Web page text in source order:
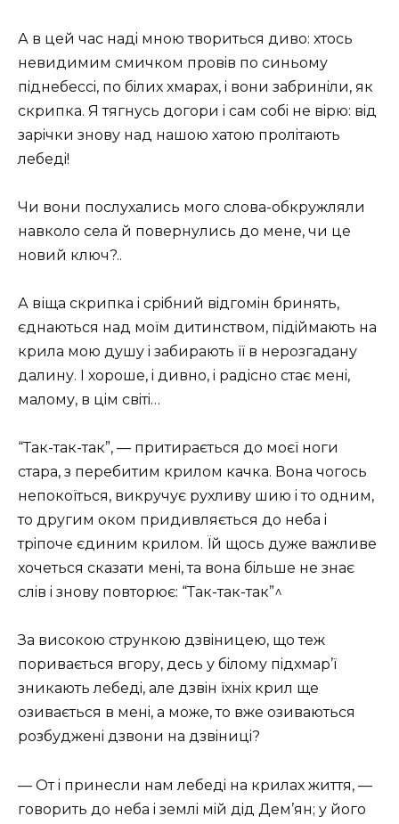
А в цей час надi мною твориться диво: хтось
невидимим смичком провiв по синьому
пiднебессi, по бiлих хмарах, i вони забринiли, як
скрипка. Я тягнусь догори i сам собi не вiрю: вiд
зарiчки знову над нашою хатою пролiтають
лебедi!
Чи вони послухались мого слова-обкружляли
навколо села й повернулись до мене, чи це
новий ключ?..
А віща скрипка i срiбний вiдгомiн бринять,
єднаються над моїм дитинством, пiдiймають на
крила мою душу i забирають її в нерозгадану
далину. I хороше, i дивно, i радiсно стає менi,
малому, в цiм свiтi…
“Так-так-так”, — притирається до моєї ноги
стара, з перебитим крилом качка. Вона чогось
непокоїться, викручує рухливу шию i то одним,
то другим оком придивляється до неба i
трiпоче єдиним крилом. Їй щось дуже важливе
хочеться сказати менi, та вона бiльше не знає
слiв i знову повторює: “Так-так-так”^
За високою стрункою дзвiницею, що теж
поривається вгору, десь у бiлому пiдхмар’ї
зникають лебедi, але дзвiн їхнiх крил ще
озивається в менi, а може, то вже озиваються
розбудженi дзвони на дзвiницi?
— От i принесли нам лебедi на крилах життя, —
говорить до неба i землi мiй дiд Дем’ян; у його